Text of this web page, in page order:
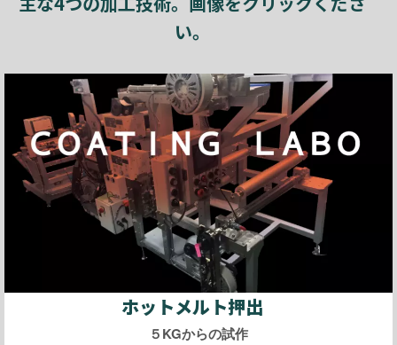
い。
ホットメルト押出
５KGからの試作